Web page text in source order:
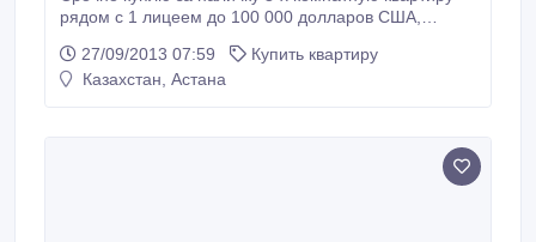
рядом с 1 лицеем до 100 000 долларов США,
ремонта, но с торгом. Звоните, предлагайте!
Срочно!.
27/09/2013 07:59
Купить квартиру
Казахстан, Астана